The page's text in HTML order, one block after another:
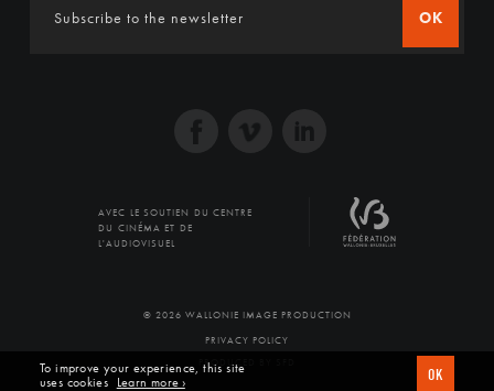
OK
AVEC LE SOUTIEN DU CENTRE
DU CINÉMA ET DE
L'AUDIOVISUEL
© 2026 WALLONIE IMAGE PRODUCTION
PRIVACY POLICY
PRODUCED BY SFD
To improve your experience, this site
uses cookies Learn more › OK